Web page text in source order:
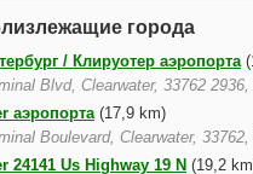
города
/ Клируотер аэропорта
Blvd, Clearwater, 33762
аэропорта(17,9 km)
Boulevard, Clearwater,
24141 Us Highway 19 N (19,2